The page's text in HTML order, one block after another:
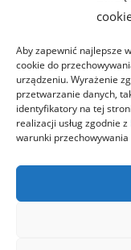
Aby zapewnić najlepsze
cookie do
urządzeniu. Wyrażenie
przetwarzanie danych,
identyfikatory na tej
realizacji usług zgodnie z
warunki
Polityka prywatności
LEGO® to znak